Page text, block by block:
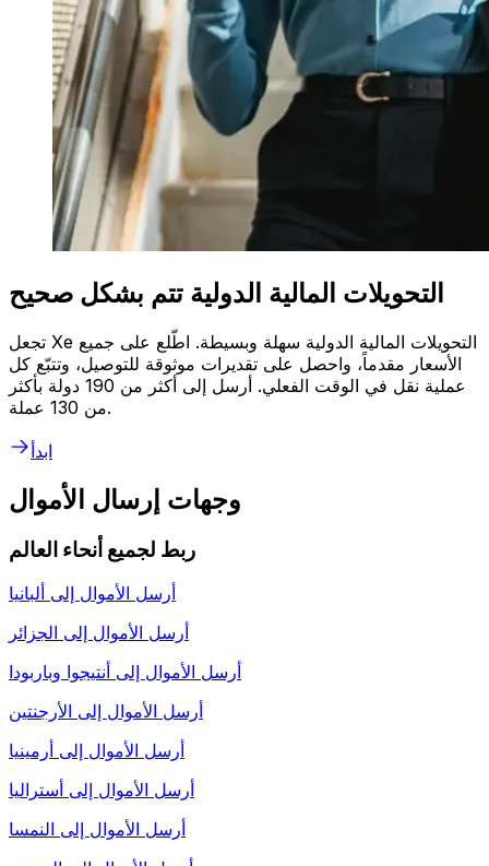
التحويلات المالية الدولية تتم بشكل صحيح
تجعل Xe التحويلات المالية الدولية سهلة وبسيطة. اطّلع على جميع
الأسعار مقدماً، واحصل على تقديرات موثوقة للتوصيل، وتتبّع كل
عملية نقل في الوقت الفعلي. أرسل إلى أكثر من 190 دولة بأكثر
من 130 عملة.
ابدأ
وجهات إرسال الأموال
ربط لجميع أنحاء العالم
أرسل الأموال إلى ألبانيا
أرسل الأموال إلى الجزائر
أرسل الأموال إلى أنتيجوا وباربودا
أرسل الأموال إلى الأرجنتين
أرسل الأموال إلى أرمينيا
أرسل الأموال إلى أستراليا
أرسل الأموال إلى النمسا